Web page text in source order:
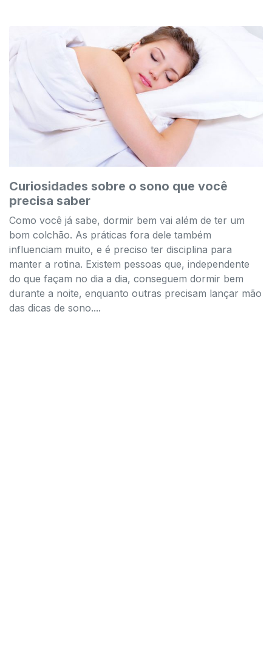
Curiosidades sobre o sono que você
precisa saber
Como você já sabe, dormir bem vai além de ter um
bom colchão. As práticas fora dele também
influenciam muito, e é preciso ter disciplina para
manter a rotina. Existem pessoas que, independente
do que façam no dia a dia, conseguem dormir bem
durante a noite, enquanto outras precisam lançar mão
das dicas de sono....